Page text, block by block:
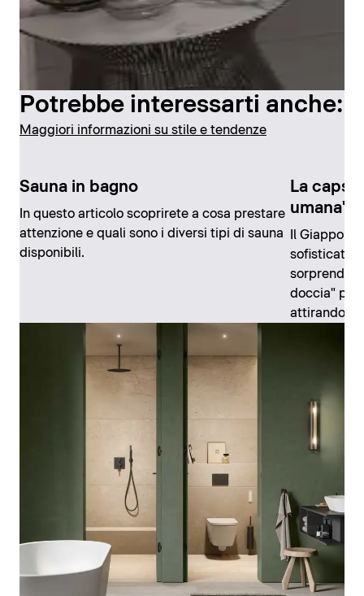
Potrebbe interessarti anche:
Maggiori informazioni su stile e tendenze
Sauna in bagno
In questo articolo scoprirete a cosa prestare
attenzione e quali sono i diversi tipi di sauna
disponibili.
La
umana"
Il
sofisticati
sorprende
doccia"
attirando